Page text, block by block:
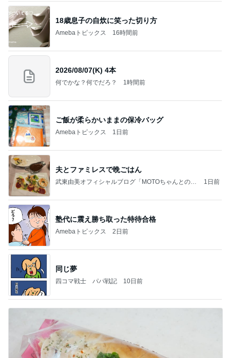
18歳息子の自炊に笑った切り方
Amebaトピックス 16時間前
2026/08/07(K) 4本
何でかな？何でだろ？ 1時間前
ご飯が柔らかいままの保冷バッグ
Amebaトピックス 1日前
夫とファミレスで晩ごはん
武東由美オフィシャルブログ「MOTOちゃんとのは
1日前
塾代に震え勝ち取った特待合格
Amebaトピックス 2日前
同じ夢
四コマ戦士 パパ戦記 10日前